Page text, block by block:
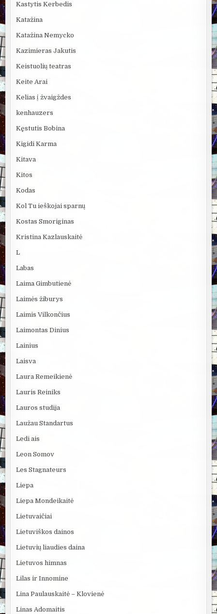
Kastytis Kerbedis
Katažina
Katažina Nemycko
Kazimieras Jakutis
Keistuolių teatras
Keite Arai
Kelias į žvaigždes
kenhauzers
Kęstutis Bobina
Kigidi Karma
Kitava
Kitos
Kodas
Kol Tu ieškojai sparnų
Kostas Smoriginas
Kristina Kazlauskaitė
L
Labas
Laima Gimbutienė
Laimės žiburys
Laimis Vilkončius
Laimontas Dinius
Lainius
Laisva
Laura Remeikienė
Lauris Reiniks
Lauros studija
Laužau Standartus
Ledi ais
Leon Somov
Les Stagnateurs
Liepa
Liepa Mondeikaitė
Lietuvaičiai
Lietuviškos dainos
Lietuvių liaudies daina
Lietuvos himnas
Lilas ir Innomine
Lina Paulauskaitė – Klovienė
Linas Adomaitis